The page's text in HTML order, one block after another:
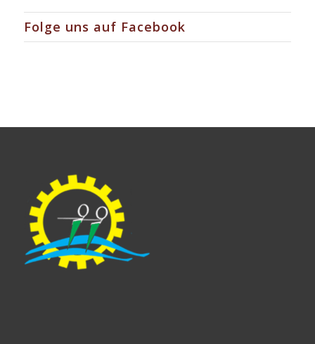
Folge uns auf Facebook